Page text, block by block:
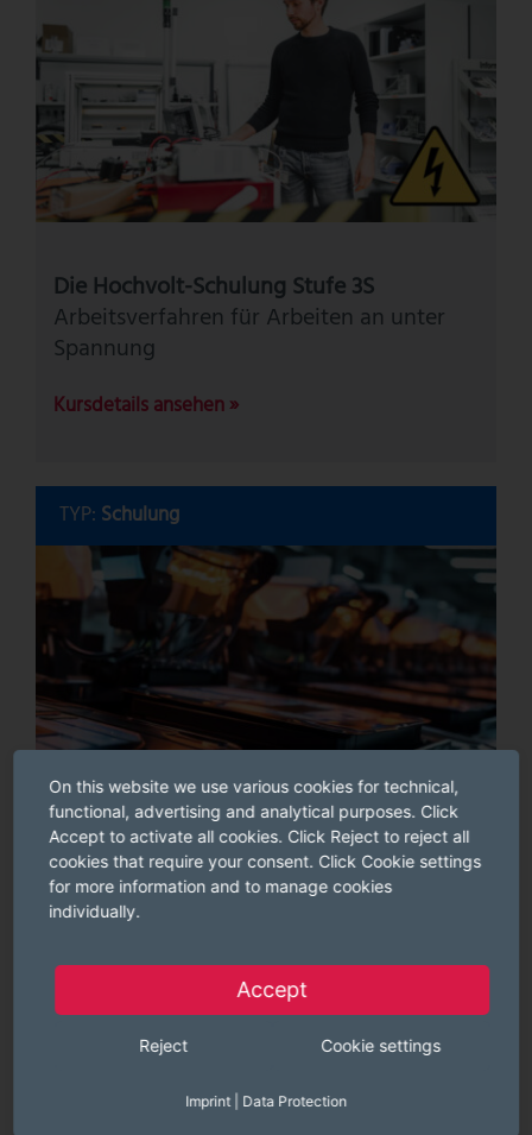
Die Hochvolt-Schulung Stufe 3S
Arbeitsverfahren für Arbeiten an unter
Spannung
Kursdetails ansehen »
TYP: Schulung
Batterieschulung
Interaktive Planerübung
Batteriezellfertigung
Kursdetails ansehen »
On this website we use various cookies for technical,
functional, advertising and analytical purposes. Click
Accept to activate all cookies. Click Reject to reject all
cookies that require your consent. Click Cookie settings
for more information and to manage cookies
individually.
Accept
Reject Cookie settings
Imprint Data Protection